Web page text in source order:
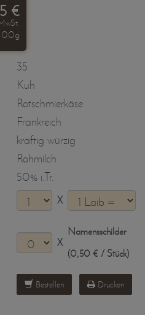
€
35
Kuh
Rotschmierkäse
Frankreich
kräftig würzig
Rohmilch
50% i.Tr.
X
X
Namensschilder
(0,50 € / Stück)
Bestellen Drucken